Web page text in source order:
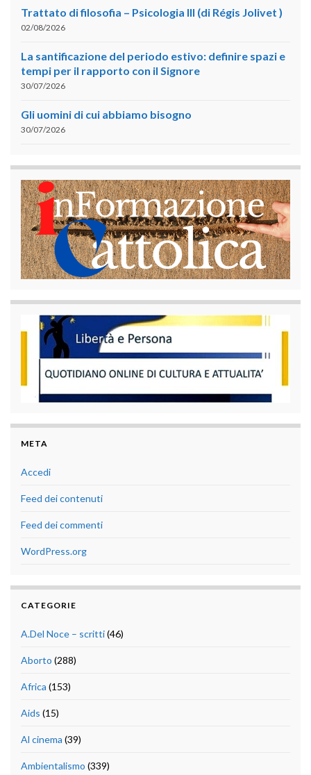
Trattato di filosofia – Psicologia III (di Régis Jolivet )
02/08/2026
La santificazione del periodo estivo: definire spazi e
tempi per il rapporto con il Signore
30/07/2026
Gli uomini di cui abbiamo bisogno
30/07/2026
META
Accedi
Feed dei contenuti
Feed dei commenti
WordPress.org
CATEGORIE
A.Del Noce – scritti(46)
Aborto (288)
Africa (153)
Aids (15)
Al cinema (39)
Ambientalismo (339)